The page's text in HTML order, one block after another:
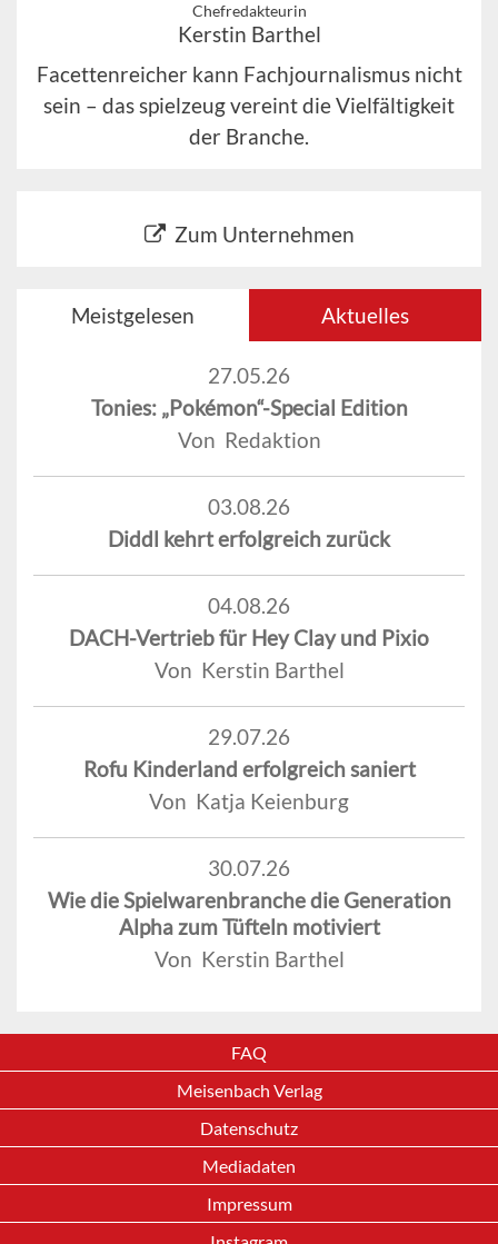
Chefredakteurin
Kerstin Barthel
Facettenreicher kann Fachjournalismus nicht
sein – das spielzeug vereint die Vielfältigkeit
der Branche.
Zum Unternehmen
Meistgelesen Aktuelles
27.05.26
Tonies: „Pokémon“-Special Edition
Von Redaktion
03.08.26
Diddl kehrt erfolgreich zurück
04.08.26
DACH-Vertrieb für Hey Clay und Pixio
Von Kerstin Barthel
29.07.26
Rofu Kinderland erfolgreich saniert
Von Katja Keienburg
30.07.26
Wie die Spielwarenbranche die Generation
Alpha zum Tüfteln motiviert
Von Kerstin Barthel
FAQ
Meisenbach Verlag
Datenschutz
Mediadaten
Impressum